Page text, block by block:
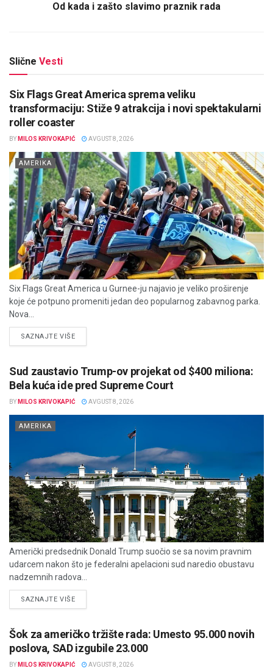
Od kada i zašto slavimo praznik rada
Slične Vesti
Six Flags Great America sprema veliku
transformaciju: Stiže 9 atrakcija i novi spektakularni
roller coaster
BY MILOS KRIVOKAPIĆ AVGUST 8, 2026
AMERIKA
Six Flags Great America u Gurnee-ju najavio je veliko proširenje
koje će potpuno promeniti jedan deo popularnog zabavnog parka.
Nova...
SAZNAJTE VIŠEDETAILS
Sud zaustavio Trump-ov projekat od $400 miliona:
Bela kuća ide pred Supreme Court
BY MILOS KRIVOKAPIĆ AVGUST 8, 2026
AMERIKA
Američki predsednik Donald Trump suočio se sa novim pravnim
udarcem nakon što je federalni apelacioni sud naredio obustavu
nadzemnih radova...
SAZNAJTE VIŠEDETAILS
Šok za američko tržište rada: Umesto 95.000 novih
poslova, SAD izgubile 23.000
BY MILOS KRIVOKAPIĆ AVGUST 8, 2026